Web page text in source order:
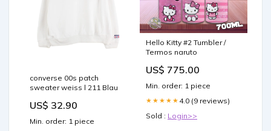
converse 00s patch
sweater weiss l 211 Blau
US$ 32.90
Min. order: 1 piece
Hello Kitty #2 Tumbler /
Termos naruto
US$ 775.00
Min. order: 1 piece
★★★★★ 4.0 (9 reviews)
Sold : Login>>